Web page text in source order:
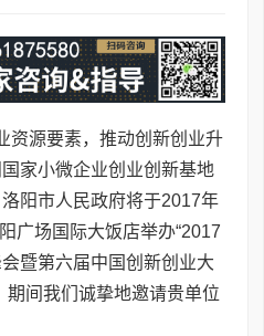
源要素，推动创新创业升
家小微企业创业创新基地
阳市人民政府将于2017年
广场国际大饭店举办“2017
暨第六届中国创新创业大
期间我们诚挚地邀请贵单位